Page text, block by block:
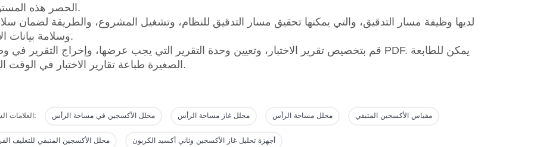
الحصر هذه المستويات).
وسلامة بيانات الاختبار.
الصغيرة طباعة تقارير الاختبار في الوقت الفعلي.
العلامات الساخنة: محلل الأكسجين في مساحة الرأس محلل غاز مساحة الرأس محلل مساحة الرأس مقياس الأكسجين المتبقي
محلل الأكسجين المتبقي للتغليف أجهزة تحليل غاز الأكسجين وثاني أكسيد الكربون